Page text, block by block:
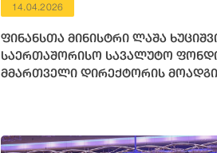
14.04.2026
ფინანსთა მინისტრი ლაშა
საერთაშორისო სავალუტო
მმართველი დირექტორის